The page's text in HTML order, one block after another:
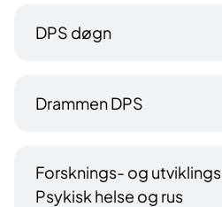
DPS døgn
Drammen DPS
Forsknings- og
Psykisk helse og rus